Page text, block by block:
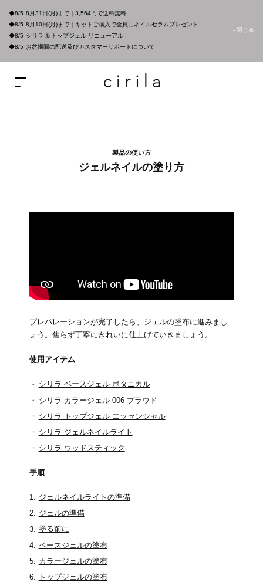
◆8/5 8月31日(月)まで｜3,564円で送料無料
◆8/5 8月10日(月)まで｜キットご購入で全員にネイルセラムプレゼント
◆8/5 シリラ 新トップジェル リニューアル
◆8/5 お盆期間の配送及びカスタマーサポートについて
- 閉じる
製品の使い方
ジェルネイルの塗り方
プレパレーションが完了したら、ジェルの塗布に進みまし
ょう。焦らず丁寧にきれいに仕上げていきましょう。
使用アイテム
シリラ ベースジェル ボタニカル
シリラ カラージェル 006 プラウド
シリラ トップジェル エッセンシャル
シリラ ジェルネイルライト
シリラ ウッドスティック
手順
ジェルネイルライトの準備
ジェルの準備
塗る前に
ベースジェルの塗布
カラージェルの塗布
トップジェルの塗布